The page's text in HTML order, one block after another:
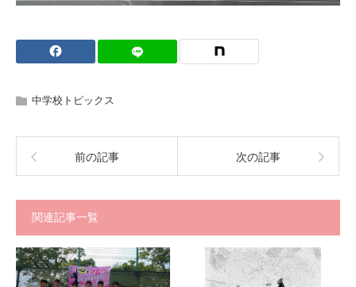
中学校トピックス
前の記事 次の記事
関連記事一覧